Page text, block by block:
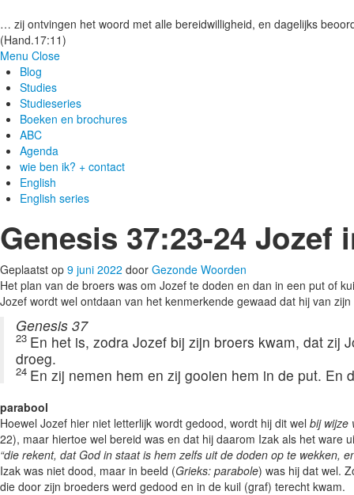
… zij ontvingen het woord met alle bereidwilligheid, en dagelijks
(Hand.17:11)
Menu Close
Blog
Studies
Studieseries
Boeken en brochures
ABC
Agenda
wie ben ik? + contact
English
English series
Genesis 37:23-24 Jozef
Geplaatst op 9 juni 2022 door Gezonde Woorden
Het plan van de broers was om Jozef te doden en dan in een put of
Jozef wordt wel ontdaan van het kenmerkende gewaad dat hij van
Genesis 37
23 En het is, zodra Jozef bij zijn broers kwam, dat zij
droeg.
24 En zij nemen hem en zij gooien hem in de put. En
parabool
Hoewel Jozef hier niet letterlijk wordt gedood, wordt hij dit wel bij wijze
22), maar hiertoe wel bereid was en dat hij daarom Izak als het ware
“die rekent, dat God in staat is hem zelfs uit de doden op te wekken,
Izak was niet dood, maar in beeld (Grieks: parabole) was hij dat wel.
die door zijn broeders werd gedood en in de kuil (graf) terecht kwam.